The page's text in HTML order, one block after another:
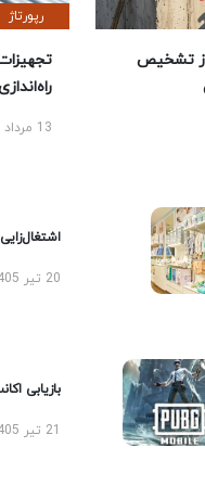
تشخیص
رپورتاژ
13 مرداد 1405
اشتغال‌زایی
20 تیر 1405
بازیابی